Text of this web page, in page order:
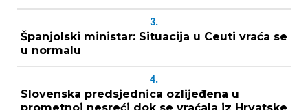
3.
Španjolski ministar: Situacija u Ceuti vraća se
u normalu
4.
Slovenska predsjednica ozlijeđena u